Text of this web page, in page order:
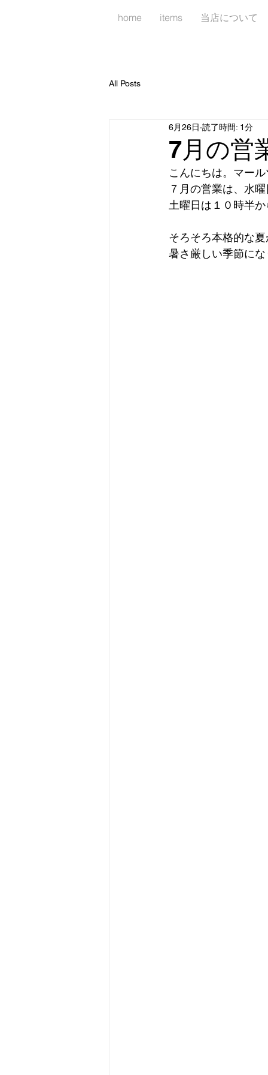
home items 当店について
All Posts
7月の営
6月26日 読了時間: 1分
こんにちは。マー
７月の営業は、水
土曜日は１０時半
そろそろ本格的な
暑さ厳しい季節に